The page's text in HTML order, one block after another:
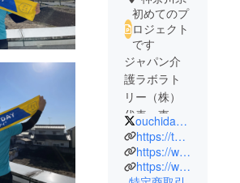
初めてのプ
ロジェクト
です
ジャパン介
護ラボラト
リー（株）
代表。東京
都内23区介
護事業所
5000社の経
ouchidayservice
https://twitter.com/ouchidayservice
https://www.facebook.com/takeharu.tamura/
https://www.kaigolab.jp/